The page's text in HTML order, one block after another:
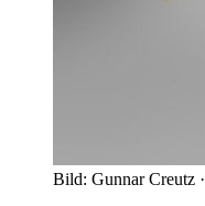
Bild: Gunnar Creutz ·